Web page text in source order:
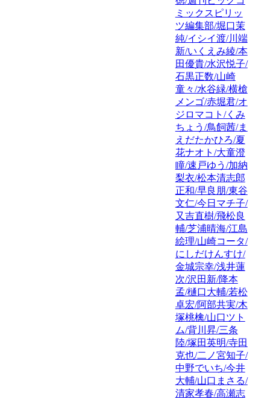
ミックスピリッ
ツ編集部/堀口茉
純/イシイ渡/川端
新/いくえみ綾/本
田優貴/水沢悦子/
石黒正数/山崎
童々/水谷緑/横槍
メンゴ/赤堀君/オ
ジロマコト/くみ
ちょう/鳥飼茜/ま
えだたかひろ/夏
花ナオト/大童澄
瞳/速戸ゆう/加納
梨衣/松本清志郎
正和/早良朋/東谷
文仁/今日マチ子/
又吉直樹/飛松良
輔/芝浦晴海/江島
絵理/山崎コータ/
にしだけんすけ/
金城宗幸/浅井蓮
次/沢田新/降本
孟/樋口大輔/若松
卓宏/阿部共実/木
塚桃檎/山口ツト
ム/背川昇/三条
陸/塚田英明/寺田
克也/二ノ宮知子/
中野でいち/今井
大輔/山口まさる/
清家孝春/高瀬志